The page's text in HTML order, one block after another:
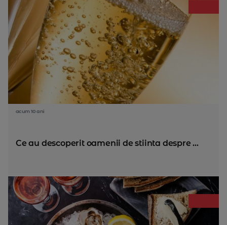
acum 10 ani
Ce au descoperit oamenii de stiinta despre ...